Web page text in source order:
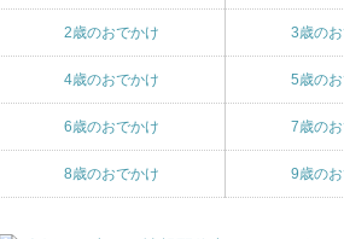
2歳のおでかけ 3歳の
4歳のおでかけ 5歳の
6歳のおでかけ 7歳の
8歳のおでかけ 9歳の